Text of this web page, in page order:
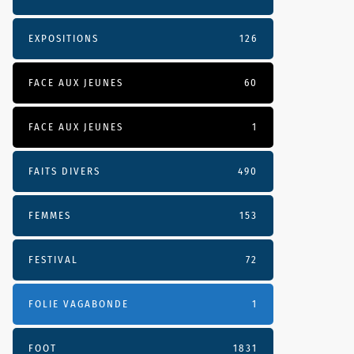
EXPOSITIONS 126
FACE AUX JEUNES 60
FACE AUX JEUNES 1
FAITS DIVERS 490
FEMMES 153
FESTIVAL 72
FOLIE VAGABONDE 1
FOOT 1831